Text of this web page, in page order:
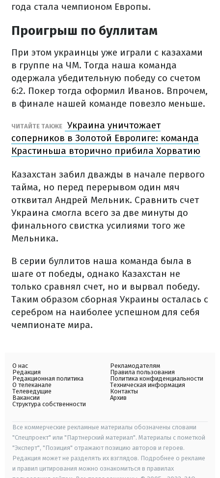
года стала чемпионом Европы.
Проигрыш по буллитам
При этом украинцы уже играли с казахами
в группе на ЧМ. Тогда наша команда
одержала убедительную победу со счетом
6:2. Покер тогда оформил Иванов. Впрочем,
в финале нашей команде повезло меньше.
ЧИТАЙТЕ ТАКЖЕ
Украина уничтожает
соперников в Золотой Евролиге: команда
Крастиньша вторично прибила Хорватию
Казахстан забил дважды в начале первого
тайма, но перед перерывом один мяч
отквитал Андрей Мельник. Сравнить счет
Украина смогла всего за две минуты до
финального свистка усилиями того же
Мельника.
В серии буллитов наша команда была в
шаге от победы, однако Казахстан не
только сравнял счет, но и вырвал победу.
Таким образом сборная Украины осталась с
серебром на наиболее успешном для себя
чемпионате мира.
О нас
Редакция
Редакционная политика
О телеканале
Телеведущие
Вакансии
Структура собственности
Рекламодателям
Правила пользования
Политика конфиденциальности
Техническая информация
Контакты
Архив
Все коммерческие рекламные материалы обозначены словами
"Спецпроект" или "Партнерский материал". Материалы с пометкой
"Эксперт", "Позиция" отражают позицию авторов и героев.
Редакция может не разделять их взглядов. Подробнее о рекламе
и правил цитирования можно ознакомиться в правилах